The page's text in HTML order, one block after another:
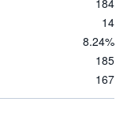
184
14
8.24%
185
167